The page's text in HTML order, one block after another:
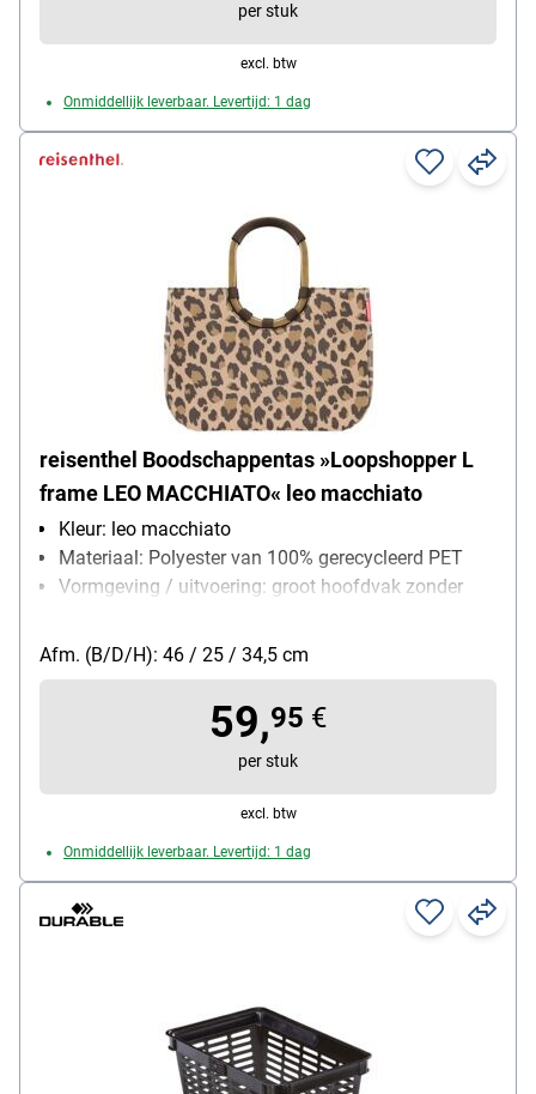
per stuk
excl. btw
Onmiddellijk leverbaar. Levertijd: 1 dag
reisenthel Boodschappentas »Loopshopper L
frame LEO MACCHIATO« leo macchiato
Kleur: leo macchiato
Materiaal: Polyester van 100% gerecycleerd PET
Vormgeving / uitvoering: groot hoofdvak zonder
steekvakken aan de buitenkant / stevige bodem
met pootjes voor stabiliteit en bescherming tegen
Afm. (B/D/H): 46 / 25 / 34,5 cm
59,95 €
per stuk
excl. btw
Onmiddellijk leverbaar. Levertijd: 1 dag